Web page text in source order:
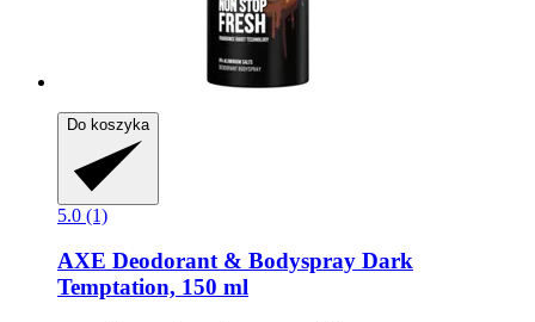
Do koszyka
5.0 (1)
AXE Deodorant & Bodyspray Dark
Temptation, 150 ml